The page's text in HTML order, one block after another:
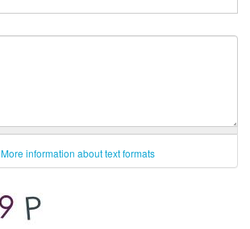
More information about text formats